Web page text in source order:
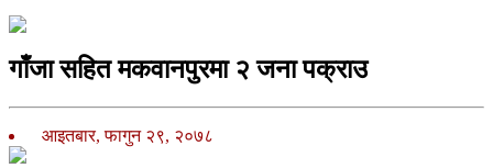
गाँजा सहित मकवानपुरमा २ जना पक्राउ
आइतबार, फागुन २९, २०७८